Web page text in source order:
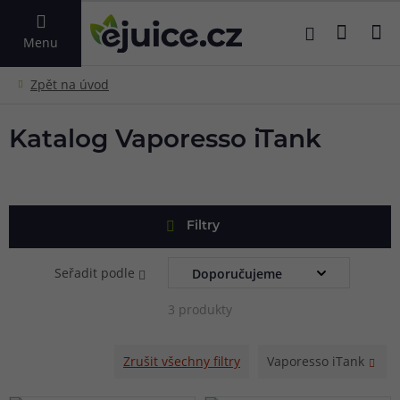
Menu
VYHLEDAT
Katalog Vaporesso iTank
Filtry
Seřadit podle
3 produkty
Zrušit všechny filtry Vaporesso iTank